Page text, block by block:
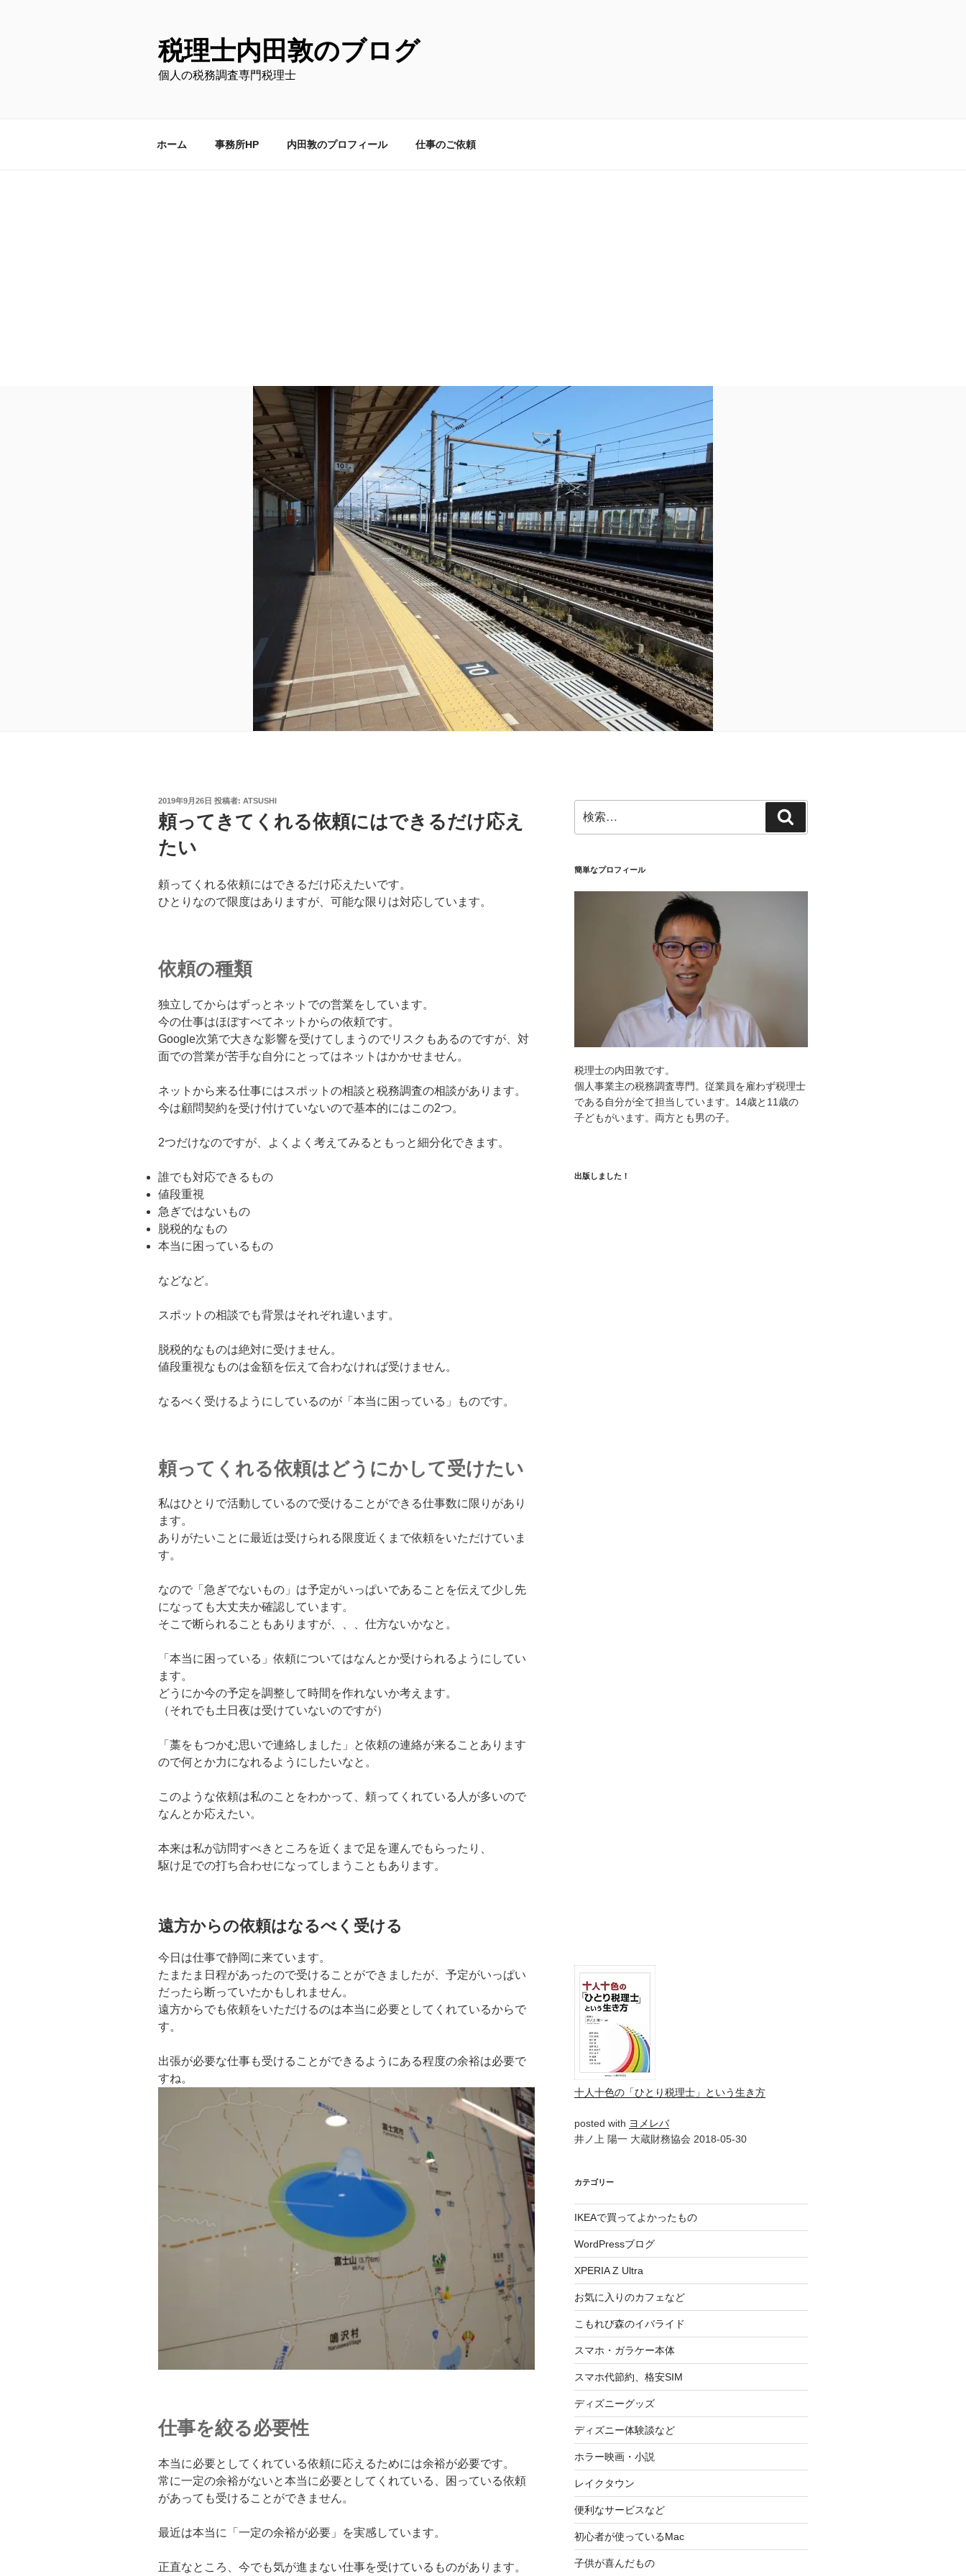
税理士内田敦のブログ
個人の税務調査専門税理士
ホーム 事務所HP 内田敦のプロフィール 仕事のご依頼
投
稿
日:
2019年9月26日 投稿者: ATSUSHI
頼ってきてくれる依頼にはできるだけ応え
たい
頼ってくれる依頼にはできるだけ応えたいです。
ひとりなので限度はありますが、可能な限りは対応しています。
依頼の種類
独立してからはずっとネットでの営業をしています。
今の仕事はほぼすべてネットからの依頼です。
Google次第で大きな影響を受けてしまうのでリスクもあるのですが、対
面での営業が苦手な自分にとってはネットはかかせません。
ネットから来る仕事にはスポットの相談と税務調査の相談があります。
今は顧問契約を受け付けていないので基本的にはこの2つ。
2つだけなのですが、よくよく考えてみるともっと細分化できます。
誰でも対応できるもの
値段重視
急ぎではないもの
脱税的なもの
本当に困っているもの
などなど。
スポットの相談でも背景はそれぞれ違います。
脱税的なものは絶対に受けません。
値段重視なものは金額を伝えて合わなければ受けません。
なるべく受けるようにしているのが「本当に困っている」ものです。
頼ってくれる依頼はどうにかして受けたい
私はひとりで活動しているので受けることができる仕事数に限りがあり
ます。
ありがたいことに最近は受けられる限度近くまで依頼をいただけていま
す。
なので「急ぎでないもの」は予定がいっぱいであることを伝えて少し先
になっても大丈夫か確認しています。
そこで断られることもありますが、、、仕方ないかなと。
「本当に困っている」依頼についてはなんとか受けられるようにしてい
ます。
どうにか今の予定を調整して時間を作れないか考えます。
（それでも土日夜は受けていないのですが）
「藁をもつかむ思いで連絡しました」と依頼の連絡が来ることあります
ので何とか力になれるようにしたいなと。
このような依頼は私のことをわかって、頼ってくれている人が多いので
なんとか応えたい。
本来は私が訪問すべきところを近くまで足を運んでもらったり、
駆け足での打ち合わせになってしまうこともあります。
遠方からの依頼はなるべく受ける
今日は仕事で静岡に来ています。
たまたま日程があったので受けることができましたが、予定がいっぱい
だったら断っていたかもしれません。
遠方からでも依頼をいただけるのは本当に必要としてくれているからで
す。
出張が必要な仕事も受けることができるようにある程度の余裕は必要で
すね。
仕事を絞る必要性
本当に必要としてくれている依頼に応えるためには余裕が必要です。
常に一定の余裕がないと本当に必要としてくれている、困っている依頼
があっても受けることができません。
最近は本当に「一定の余裕が必要」を実感しています。
正直なところ、今でも気が進まない仕事を受けているものがあります。
索:
索
簡単なプロフィール
税理士の内田敦です。
個人事業主の税務調査専門。従業員を雇わず税理士
である自分が全て担当しています。14歳と11歳の
子どもがいます。両方とも男の子。
出版しました！
十人十色の「ひとり税理士」という生き方
posted with ヨメレバ
井ノ上 陽一 大蔵財務協会 2018-05-30
カテゴリー
IKEAで買ってよかったもの
WordPressブログ
XPERIA Z Ultra
お気に入りのカフェなど
こもれび森のイバライド
スマホ・ガラケー本体
スマホ代節約、格安SIM
ディズニーグッズ
ディズニー体験談など
ホラー映画・小説
レイクタウン
便利なサービスなど
初心者が使っているMac
子供が喜んだもの